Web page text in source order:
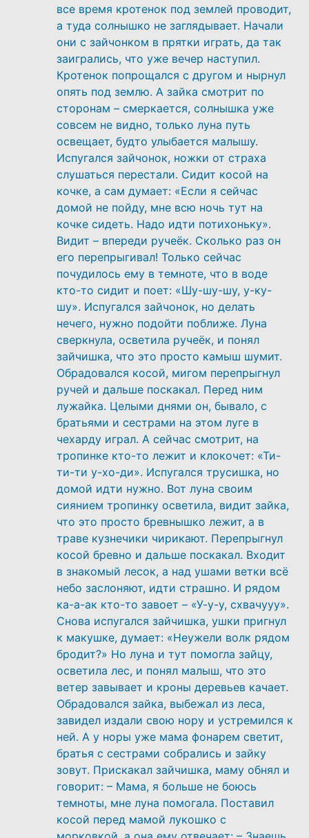
все время кротенок под землей проводит,
а туда солнышко не заглядывает. Начали
они с зайчонком в прятки играть, да так
заигрались, что уже вечер наступил.
Кротенок попрощался с другом и нырнул
опять под землю. А зайка смотрит по
сторонам – смеркается, солнышка уже
совсем не видно, только луна путь
освещает, будто улыбается малышу.
Испугался зайчонок, ножки от страха
слушаться перестали. Сидит косой на
кочке, а сам думает: «Если я сейчас
домой не пойду, мне всю ночь тут на
кочке сидеть. Надо идти потихоньку».
Видит – впереди ручеёк. Сколько раз он
его перепрыгивал! Только сейчас
почудилось ему в темноте, что в воде
кто-то сидит и поет: «Шу-шу-шу, у-ку-
шу». Испугался зайчонок, но делать
нечего, нужно подойти поближе. Луна
сверкнула, осветила ручеёк, и понял
зайчишка, что это просто камыш шумит.
Обрадовался косой, мигом перепрыгнул
ручей и дальше поскакал. Перед ним
лужайка. Целыми днями он, бывало, с
братьями и сестрами на этом луге в
чехарду играл. А сейчас смотрит, на
тропинке кто-то лежит и клокочет: «Ти-
ти-ти у-хо-ди». Испугался трусишка, но
домой идти нужно. Вот луна своим
сиянием тропинку осветила, видит зайка,
что это просто бревнышко лежит, а в
траве кузнечики чирикают. Перепрыгнул
косой бревно и дальше поскакал. Входит
в знакомый лесок, а над ушами ветки всё
небо заслоняют, идти страшно. И рядом
ка-а-ак кто-то завоет – «У-у-у, схвачууу».
Снова испугался зайчишка, ушки пригнул
к макушке, думает: «Неужели волк рядом
бродит?» Но луна и тут помогла зайцу,
осветила лес, и понял малыш, что это
ветер завывает и кроны деревьев качает.
Обрадовался зайка, выбежал из леса,
завидел издали свою нору и устремился к
ней. А у норы уже мама фонарем светит,
братья с сестрами собрались и зайку
зовут. Прискакал зайчишка, маму обнял и
говорит: – Мама, я больше не боюсь
темноты, мне луна помогала. Поставил
косой перед мамой лукошко с